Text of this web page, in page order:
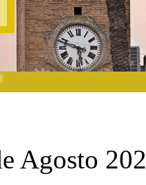
Agosto